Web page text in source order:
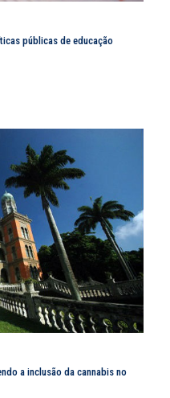
públicas de educação
a inclusão da cannabis no